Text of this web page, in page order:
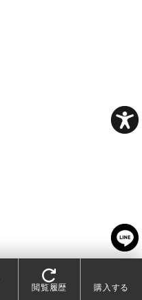
閲覧履歴 購入する